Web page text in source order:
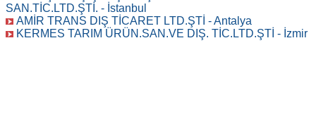
SAN.TİC.LTD.ŞTİ. - İstanbul
AMİR TRANS DIŞ TİCARET LTD.ŞTİ - Antalya
KERMES TARIM ÜRÜN.SAN.VE DIŞ. TİC.LTD.ŞTİ - İzmir